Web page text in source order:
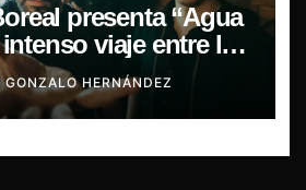
presenta “Agua
viaje entre la
GONZALO HERNÁNDEZ